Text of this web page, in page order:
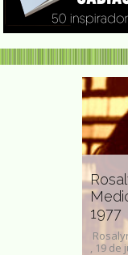
1977
, 19 de